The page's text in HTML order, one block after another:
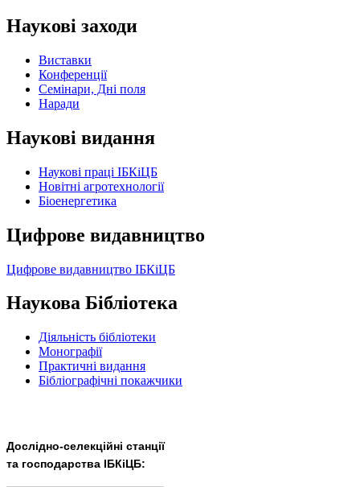
Наукові заходи
Виставки
Конференції
Семінари, Дні поля
Наради
Наукові видання
Наукові праці ІБКіЦБ
Новітні агротехнології
Бiоенергетика
Цифрове видавництво
Цифрове видавництво ІБКіЦБ
Наукова Бібліотека
Діяльність бібліотеки
Монографії
Практичні видання
Бібліографічні покажчики
Дослідно-селекційні станції
та господарства ІБКіЦБ: